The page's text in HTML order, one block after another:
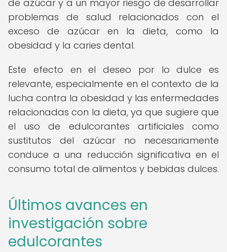
de azúcar y a un mayor riesgo de desarrollar
problemas de salud relacionados con el
exceso de azúcar en la dieta, como la
obesidad y la caries dental.
Este efecto en el deseo por lo dulce es
relevante, especialmente en el contexto de la
lucha contra la obesidad y las enfermedades
relacionadas con la dieta, ya que sugiere que
el uso de edulcorantes artificiales como
sustitutos del azúcar no necesariamente
conduce a una reducción significativa en el
consumo total de alimentos y bebidas dulces.
Últimos avances en
investigación sobre
edulcorantes